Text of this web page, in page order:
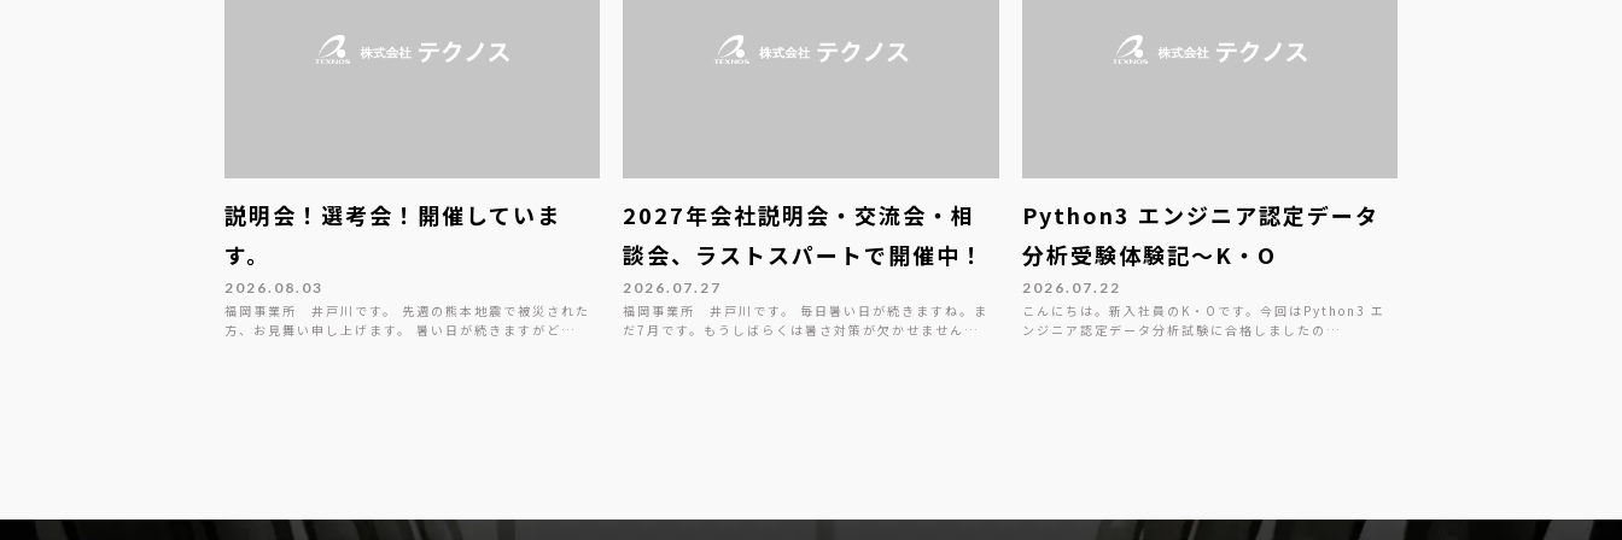
説明会！選考会！開催していま
す。
2026.08.03
福岡事業所 井戸川です。 先週の熊本地震で被災された
方、お見舞い申し上げます。 暑い日が続きますがど…
2027年会社説明会・交流会・相
談会、ラストスパートで開催中！
2026.07.27
福岡事業所 井戸川です。 毎日暑い日が続きますね。ま
だ7月です。もうしばらくは暑さ対策が欠かせません…
Python3 エンジニア認定データ
分析受験体験記～K・O
2026.07.22
こんにちは。新入社員のK・Oです。今回はPython3 エ
ンジニア認定データ分析試験に合格しましたの…